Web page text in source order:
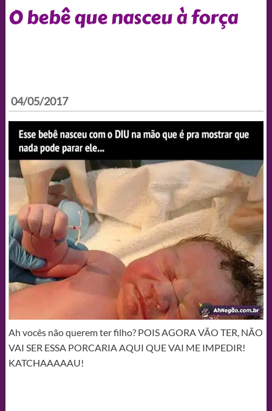
O bebê que nasceu à força
04/05/2017
Ah vocês não querem ter filho? POIS AGORA VÃO TER, NÃO
VAI SER ESSA PORCARIA AQUI QUE VAI ME IMPEDIR!
KATCHAAAAAU!